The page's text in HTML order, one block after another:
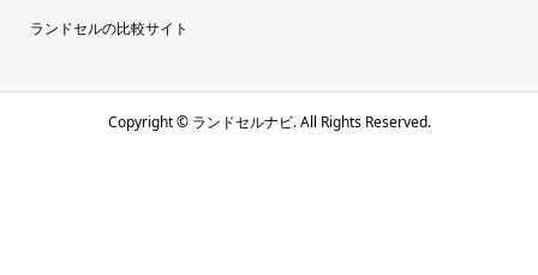
ランドセルの比較サイト
Copyright ©ランドセルナビ. All Rights Reserved.